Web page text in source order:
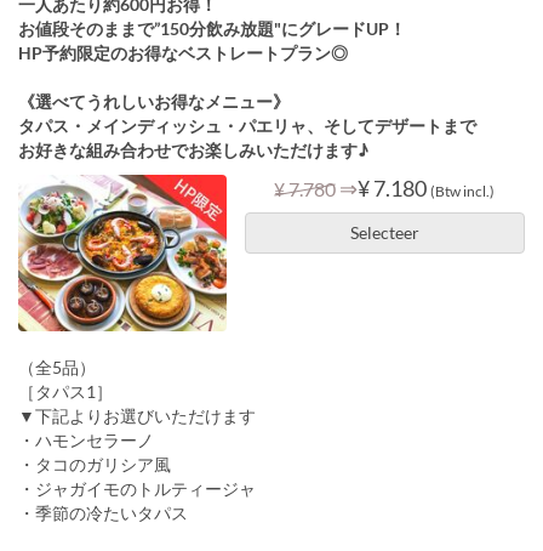
お値段そのままで”150分飲み放題"にグレードUP！
HP予約限定のお得なベストレートプラン◎
《選べてうれしいお得なメニュー》
タパス・メインディッシュ・パエリャ、そしてデザートまで
お好きな組み合わせでお楽しみいただけます♪
¥ 7.780 ⇒¥ 7.180 (Btw incl.)
Selecteer
（全5品）
［タパス1］
▼下記よりお選びいただけます
・ハモンセラーノ
・タコのガリシア風
・ジャガイモのトルティージャ
・季節の冷たいタパス